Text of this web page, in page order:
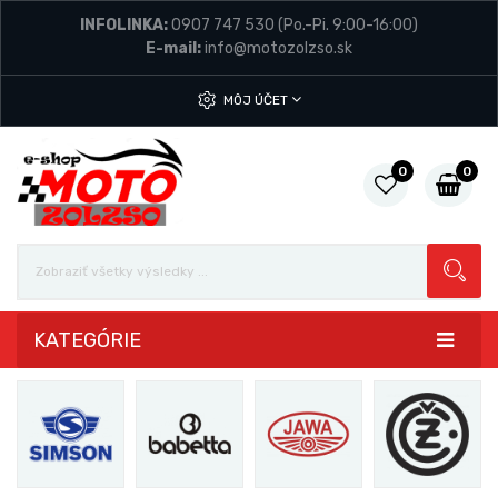
INFOLINKA:0907 747 530 (Po.-Pi. 9:00-16:00)
E-mail:info@motozolzso.sk
MÔJ ÚČET
0 0
KATEGÓRIE